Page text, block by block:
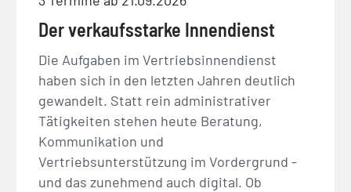
Der verkaufsstarke Innendienst
Die Aufgaben im Vertriebsinnendienst
haben sich in den letzten Jahren deutlich
gewandelt. Statt rein administrativer
Tätigkeiten stehen heute Beratung,
Kommunikation und
Vertriebsunterstützung im Vordergrund -
und das zunehmend auch digital. Ob